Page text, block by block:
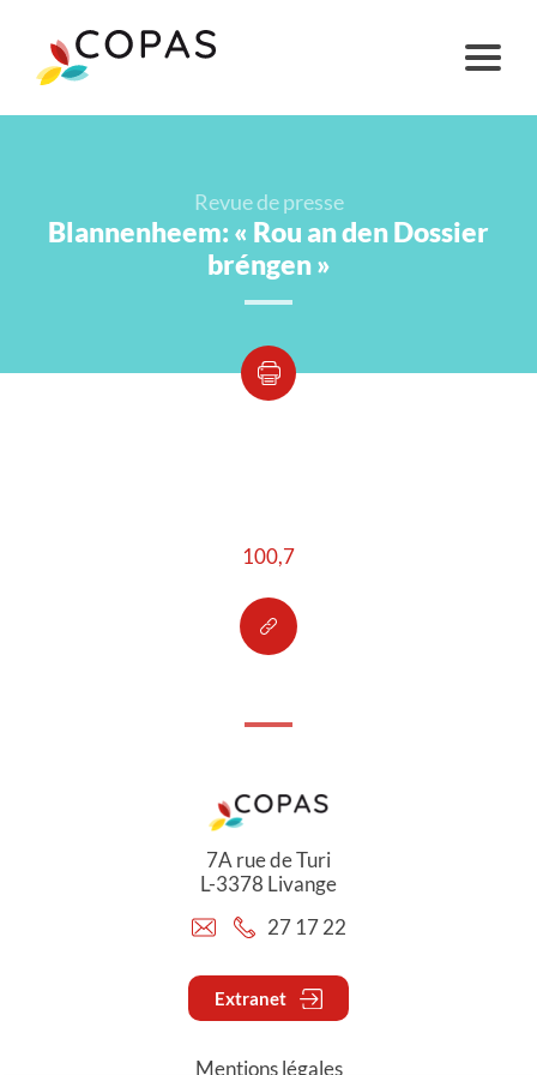
Revue de presse
Blannenheem: « Rou an den Dossier
bréngen »
100,7
7A rue de Turi
L-3378 Livange
27 17 22
Extranet
Mentions légales